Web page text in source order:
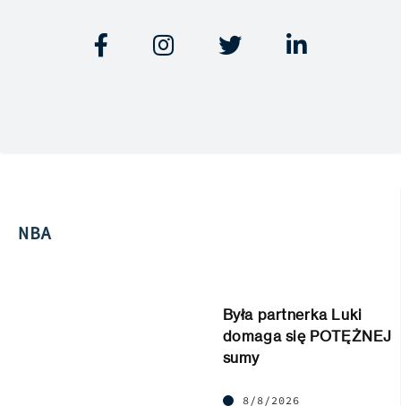
   
NBA
Była partnerka Luki
domaga się POTĘŻNEJ
sumy
8/8/2026